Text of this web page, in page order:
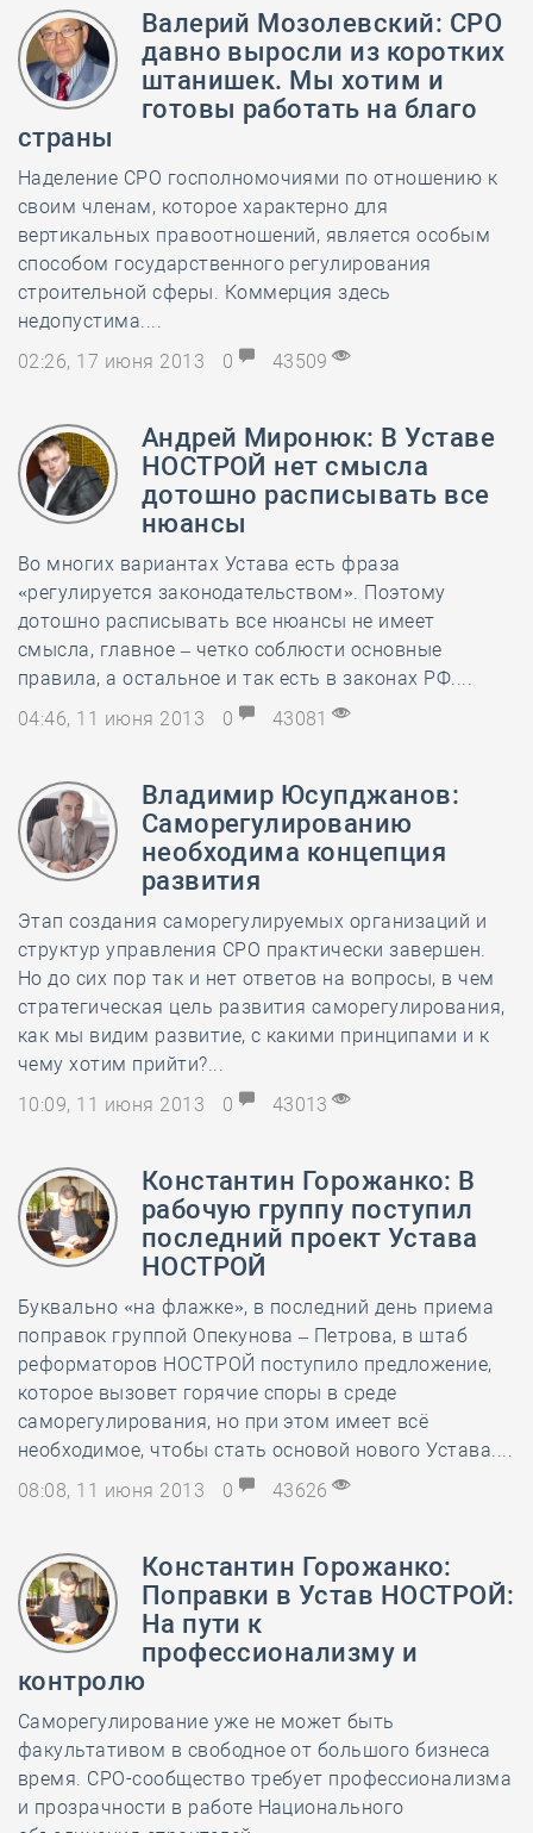
Валерий Мозолевский: СРО
давно выросли из коротких
штанишек. Мы хотим и
готовы работать на благо
страны
Наделение СРО госполномочиями по отношению к
своим членам, которое характерно для
вертикальных правоотношений, является особым
способом государственного регулирования
строительной сферы. Коммерция здесь
недопустима....
02:26, 17 июня 2013
0 43509
Андрей Миронюк: В Уставе
НОСТРОЙ нет смысла
дотошно расписывать все
нюансы
Во многих вариантах Устава есть фраза
«регулируется законодательством». Поэтому
дотошно расписывать все нюансы не имеет
смысла, главное – четко соблюсти основные
правила, а остальное и так есть в законах РФ....
04:46, 11 июня 2013
0 43081
Владимир Юсупджанов:
Саморегулированию
необходима концепция
развития
Этап создания саморегулируемых организаций и
структур управления СРО практически завершен.
Но до сих пор так и нет ответов на вопросы, в чем
стратегическая цель развития саморегулирования,
как мы видим развитие, с какими принципами и к
чему хотим прийти?...
10:09, 11 июня 2013
0 43013
Константин Горожанко: В
рабочую группу поступил
последний проект Устава
НОСТРОЙ
Буквально «на флажке», в последний день приема
поправок группой Опекунова – Петрова, в штаб
реформаторов НОСТРОЙ поступило предложение,
которое вызовет горячие споры в среде
саморегулирования, но при этом имеет всё
необходимое, чтобы стать основой нового Устава....
08:08, 11 июня 2013
0 43626
Константин Горожанко:
Поправки в Устав НОСТРОЙ:
На пути к
профессионализму и
контролю
Саморегулирование уже не может быть
факультативом в свободное от большого бизнеса
время. СРО-сообщество требует профессионализма
и прозрачности в работе Национального